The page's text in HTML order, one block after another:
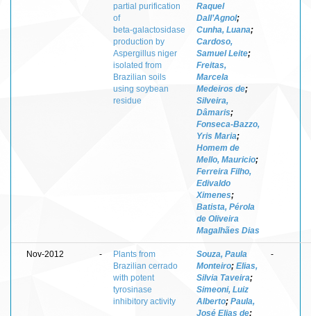
partial purification
of
beta‑galactosidase
production by
Aspergillus niger
isolated from
Brazilian soils
using soybean
residue
Raquel
Dall’Agnol;
Cunha, Luana;
Cardoso,
Samuel Leite;
Freitas,
Marcela
Medeiros de;
Silveira,
Dâmaris;
Fonseca‑Bazzo,
Yris Maria;
Homem de
Mello, Mauricio;
Ferreira Filho,
Edivaldo
Ximenes;
Batista, Pérola
de Oliveira
Magalhães Dias
Nov-2012 -
Plants from
Brazilian cerrado
with potent
tyrosinase
inhibitory activity
Souza, Paula
Monteiro; Elias,
Silvia Taveira;
Simeoni, Luiz
Alberto; Paula,
José Elias de;
-